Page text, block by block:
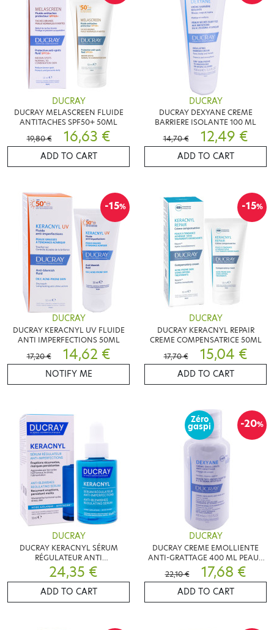
DUCRAY
DUCRAY MELASCREEN FLUIDE
ANTITACHES SPF50+ 50ML
19,80 €
16,63 €
ADD TO CART
DUCRAY
DUCRAY DEXYANE CREME
BARRIERE ISOLANTE 100 ML
14,70 €
12,49 €
ADD TO CART
-15%
DUCRAY
DUCRAY KERACNYL UV FLUIDE
ANTI IMPERFECTIONS 50ML
17,20 €
14,62 €
NOTIFY ME
-15%
DUCRAY
DUCRAY KERACNYL REPAIR
CREME COMPENSATRICE 50ML
17,70 €
15,04 €
ADD TO CART
DUCRAY
DUCRAY KERACNYL SÉRUM
RÉGULATEUR ANTI
IMPERFECTIONS 30ML
24,35 €
ADD TO CART
-20%
Zéro
gaspi
DUCRAY
DUCRAY CREME EMOLLIENTE
ANTI-GRATTAGE 400 ML PEAUX
SECHES
22,10 € 17,68 €
ADD TO CART